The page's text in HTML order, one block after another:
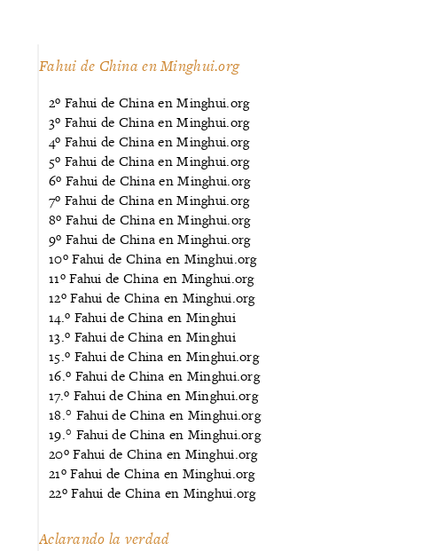
Fahui de China en Minghui.org
2º Fahui de China en Minghui.org
3º Fahui de China en Minghui.org
4º Fahui de China en Minghui.org
5º Fahui de China en Minghui.org
6º Fahui de China en Minghui.org
7º Fahui de China en Minghui.org
8º Fahui de China en Minghui.org
9º Fahui de China en Minghui.org
10º Fahui de China en Minghui.org
11º Fahui de China en Minghui.org
12º Fahui de China en Minghui.org
14.º Fahui de China en Minghui
13.º Fahui de China en Minghui
15.º Fahui de China en Minghui.org
16.º Fahui de China en Minghui.org
17.º Fahui de China en Minghui.org
18.° Fahui de China en Minghui.org
19.° Fahui de China en Minghui.org
20º Fahui de China en Minghui.org
21º Fahui de China en Minghui.org
22º Fahui de China en Minghui.org
Aclarando la verdad